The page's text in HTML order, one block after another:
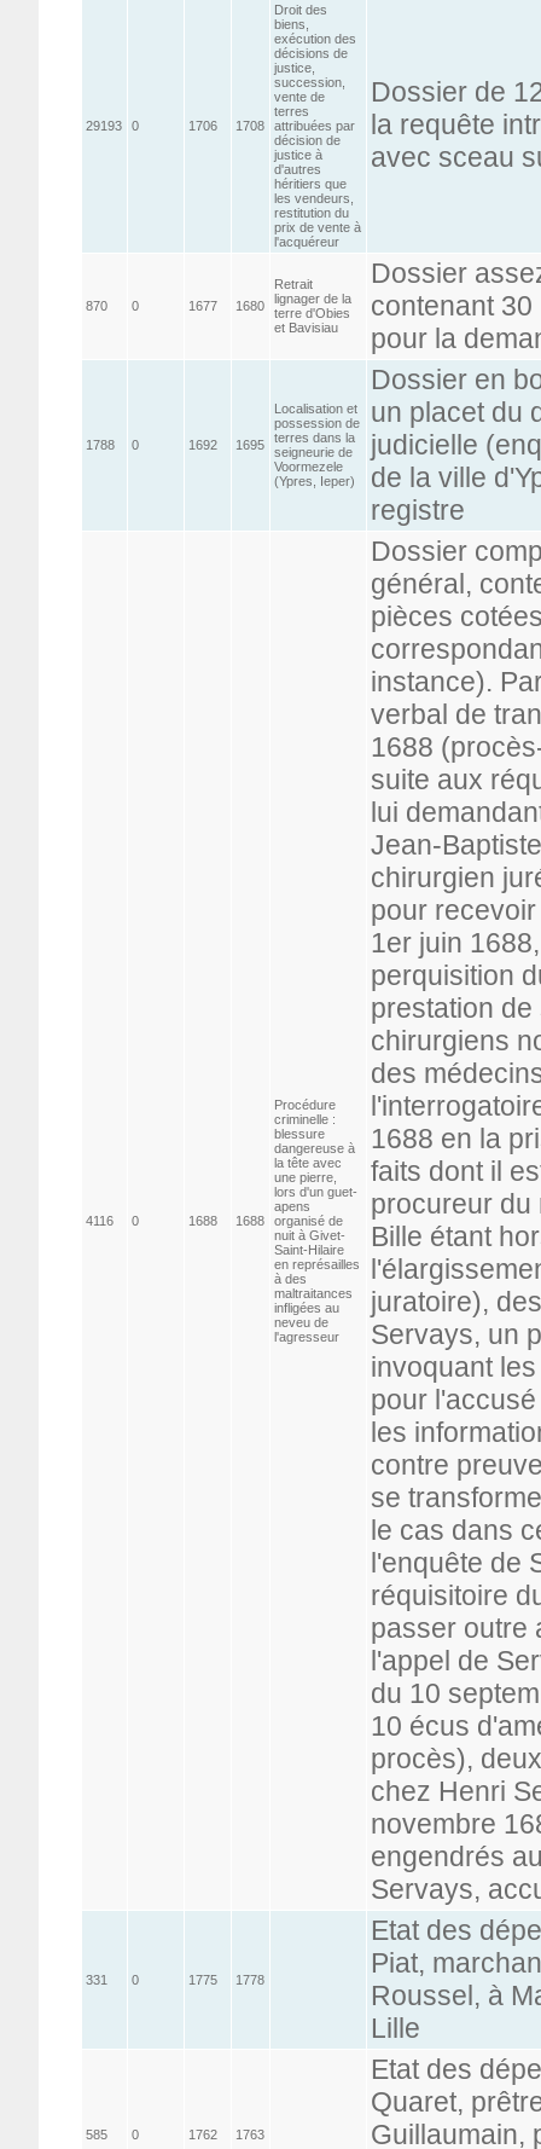
29193 0 1706 1708
Droit des
biens,
exécution des
décisions de
justice,
succession,
vente de
terres
attribuées par
décision de
justice à
d'autres
héritiers que
les vendeurs,
restitution du
prix de vente à
l'acquéreur
Dossier de
la requête
avec sceau
870 0 1677 1680
Retrait
lignager de la
terre d'Obies
et Bavisiau
Dossier
contenant
pour la
1788 0 1692 1695
Localisation et
possession de
terres dans la
seigneurie de
Voormezele
(Ypres, Ieper)
Dossier en
un placet du
judicielle
de la ville
registre
4116 0 1688 1688
Procédure
criminelle :
blessure
dangereuse à
la tête avec
une pierre,
lors d'un guet-
apens
organisé de
nuit à Givet-
Saint-Hilaire
en représailles
à des
maltraitances
infligées au
neveu de
l'agresseur
Dossier
général,
pièces
instance).
verbal de
1688
suite aux
lui
Jean-
chirurgien
pour
1er juin
perquisition
prestation
chirurgiens
des
1688 en la
faits dont il
procureur du
Bille étant
juratoire),
Servays, un
invoquant
pour
les
contre
se
le cas dans
l'enquête de
réquisitoire
passer outre
l'appel de
du 10
10 écus
procès),
chez Henri
novembre
engendrés
Servays,
331 0 1775 1778
Etat des
Piat,
Roussel, à
Lille
585 0 1762 1763
Etat des
Quaret,
Guillaumain,